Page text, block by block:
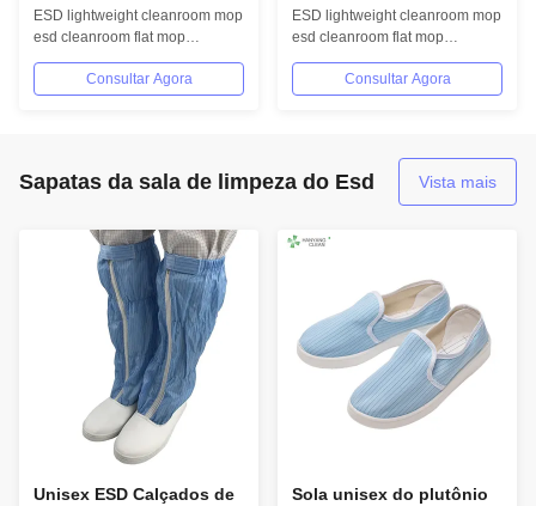
vara elástico do
ESD lightweight cleanroom mop
esd cleanroom flat mop
1.Description Item Anti-static
mop/ESD...Consultar Agora
ESD lightweight cleanroom mop
esd cleanroom flat mop
1.Description Item Anti-static
mop/ESD...Consultar Agora
Sapatas da sala de limpeza do Esd Vista mais
Unisex ESD Calçados de
Sola unisex do plutônio